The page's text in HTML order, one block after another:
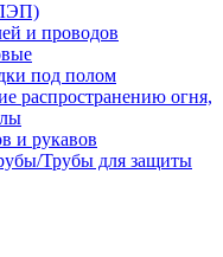
и проводов
под полом
распространению огня,
и рукавов
Трубы для защиты